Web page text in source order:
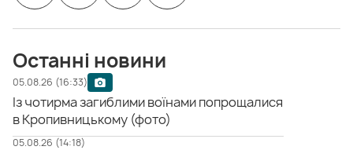
Останні новини
05.08.26 (16:33)
Із чотирма загиблими воїнами попрощалися
в Кропивницькому (фото)
05.08.26 (14:18)